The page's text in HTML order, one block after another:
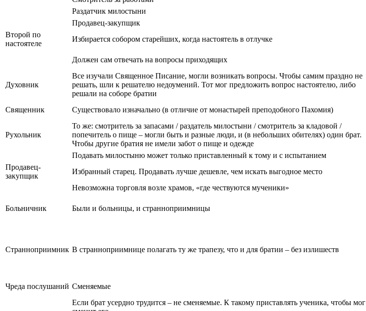
Раздатчик милостыни
Продавец-закупщик
Второй по
настоятеле
Избирается собором старейших, когда настоятель в отлучке
Должен сам отвечать на вопросы приходящих
Духовник
Все изучали Священное Писание, могли возникать вопросы. Чтобы самим праздно не
решать, шли к решателю недоумений. Тот мог предложить вопрос настоятелю, либо
решали на соборе братии
Священник
Существовало изначально (в отличие от монастырей преподобного Пахомия)
Рухольник
То же: смотритель за запасами / раздатель милостыни / смотритель за кладовой /
попечитель о пище – могли быть и разные люди, и (в небольших обителях) один брат.
Чтобы другие братия не имели забот о пище и одежде
Подавать милостыню может только приставленный к тому и с испытанием
Продавец-
закупщик
Избранный старец. Продавать лучше дешевле, чем искать выгодное место
Невозможна торговля возле храмов, «где чествуются мученики»
Больничник Были и больницы, и странноприимницы
Странноприимник В странноприимнице полагать ту же трапезу, что и для братии – без излишеств
Чреда послушаний Сменяемые
Если брат усердно трудится – не сменяемые. К такому приставлять ученика, чтобы мог